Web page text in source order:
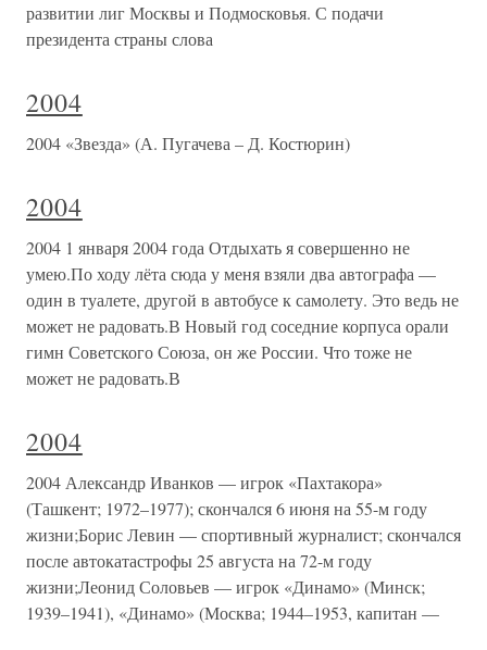
развитии лиг Москвы и Подмосковья. С подачи
президента страны слова
2004
2004 «Звезда» (А. Пугачева – Д. Костюрин)
2004
2004 1 января 2004 года Отдыхать я совершенно не
умею.По ходу лёта сюда у меня взяли два автографа —
один в туалете, другой в автобусе к самолету. Это ведь не
может не радовать.В Новый год соседние корпуса орали
гимн Советского Союза, он же России. Что тоже не
может не радовать.В
2004
2004 Александр Иванков — игрок «Пахтакора»
(Ташкент; 1972–1977); скончался 6 июня на 55-м году
жизни;Борис Левин — спортивный журналист; скончался
после автокатастрофы 25 августа на 72-м году
жизни;Леонид Соловьев — игрок «Динамо» (Минск;
1939–1941), «Динамо» (Москва; 1944–1953, капитан —